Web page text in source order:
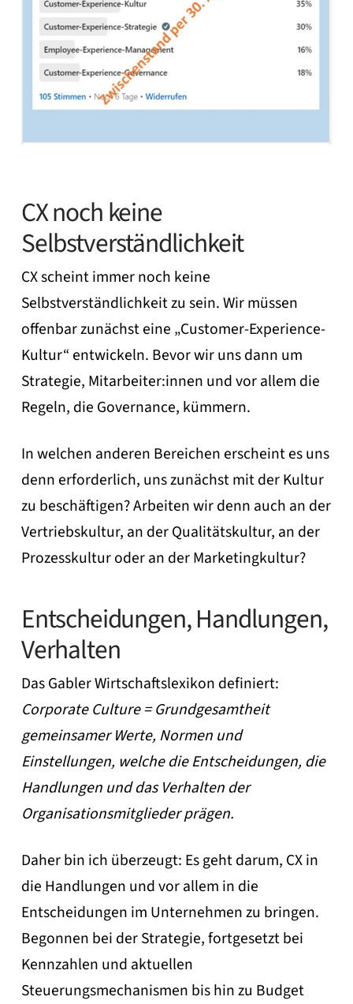
CX noch keine
Selbstverständlichkeit
CX scheint immer noch keine
Selbstverständlichkeit zu sein. Wir müssen
offenbar zunächst eine „Customer-Experience-
Kultur“ entwickeln. Bevor wir uns dann um
Strategie, Mitarbeiter:innen und vor allem die
Regeln, die Governance, kümmern.
In welchen anderen Bereichen erscheint es uns
denn erforderlich, uns zunächst mit der Kultur
zu beschäftigen? Arbeiten wir denn auch an der
Vertriebskultur, an der Qualitätskultur, an der
Prozesskultur oder an der Marketingkultur?
Entscheidungen, Handlungen,
Verhalten
Das Gabler Wirtschaftslexikon definiert:
Corporate Culture = Grundgesamtheit
gemeinsamer Werte, Normen und
Einstellungen, welche die Entscheidungen, die
Handlungen und das Verhalten der
Organisationsmitglieder prägen.
Daher bin ich überzeugt: Es geht darum, CX in
die Handlungen und vor allem in die
Entscheidungen im Unternehmen zu bringen.
Begonnen bei der Strategie, fortgesetzt bei
Kennzahlen und aktuellen
Steuerungsmechanismen bis hin zu Budget